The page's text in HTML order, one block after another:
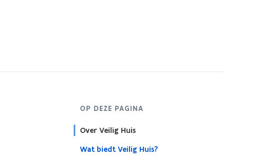
OP DEZE PAGINA
Over Veilig Huis
Wat biedt Veilig Huis?